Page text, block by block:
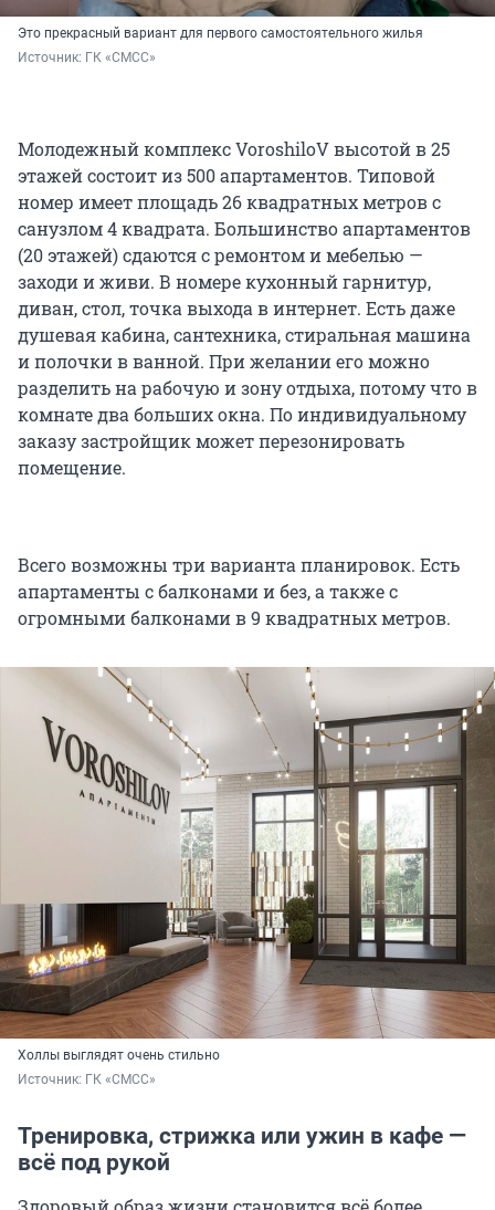
Это прекрасный вариант для первого самостоятельного жилья
Источник: ГК «СМСС»
Молодежный комплекс VoroshiloV высотой в 25
этажей состоит из 500 апартаментов. Типовой
номер имеет площадь 26 квадратных метров с
санузлом 4 квадрата. Большинство апартаментов
(20 этажей) сдаются с ремонтом и мебелью —
заходи и живи. В номере кухонный гарнитур,
диван, стол, точка выхода в интернет. Есть даже
душевая кабина, сантехника, стиральная машина
и полочки в ванной. При желании его можно
разделить на рабочую и зону отдыха, потому что в
комнате два больших окна. По индивидуальному
заказу застройщик может перезонировать
помещение.
Всего возможны три варианта планировок. Есть
апартаменты с балконами и без, а также с
огромными балконами в 9 квадратных метров.
Холлы выглядят очень стильно
Источник: ГК «СМСС»
Тренировка, стрижка или ужин в кафе —
всё под рукой